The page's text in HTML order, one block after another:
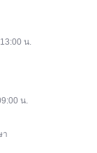
น.
น.
า